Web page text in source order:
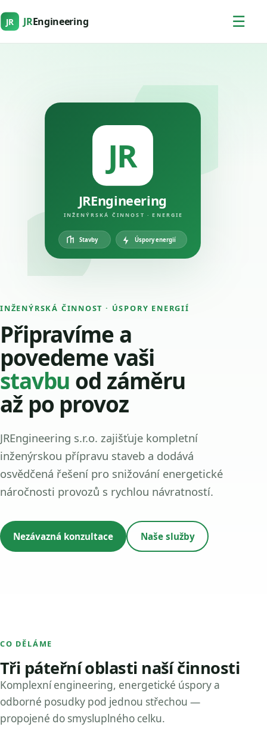
JR JREngineering ☰
INŽENÝRSKÁ ČINNOST · ÚSPORY ENERGIÍ
Připravíme a
povedeme vaši
stavbu od záměru
až po provoz
JREngineering s.r.o. zajišťuje kompletní
inženýrskou přípravu staveb a dodává
osvědčená řešení pro snižování energetické
náročnosti provozů s rychlou návratností.
Nezávazná konzultace Naše služby
JR
JREngineering
INŽENÝRSKÁ ČINNOST · ENERGIE
Stavby Úspory energií
CO DĚLÁME
Tři páteřní oblasti naší činnosti
Komplexní engineering, energetické úspory a
odborné posudky pod jednou střechou —
propojené do smysluplného celku.